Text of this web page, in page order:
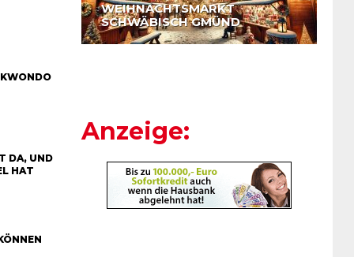
WEIHNACHTSMARKT
SCHWÄBISCH GMÜND
DA, UND
HAT
Anzeige: